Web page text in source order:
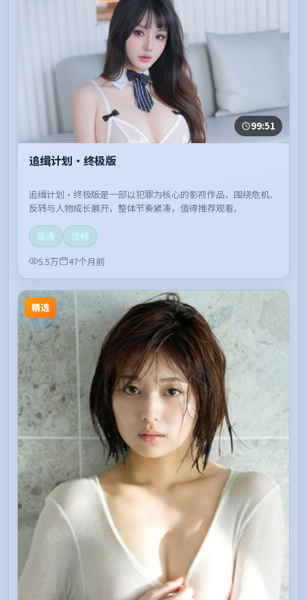
99:51
追缉计划·终极版
追缉计划·终极版是一部以犯罪为核心的影视作品，围绕危机、
反转与人物成长展开，整体节奏紧凑，值得推荐观看。
高清
流畅
5.5万
47个月前
精选